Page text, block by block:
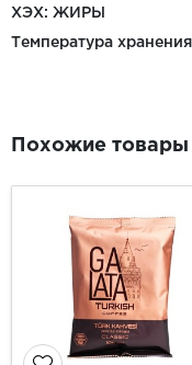
ХЭХ: ЖИРЫ
Температура хранения
Похожие товары